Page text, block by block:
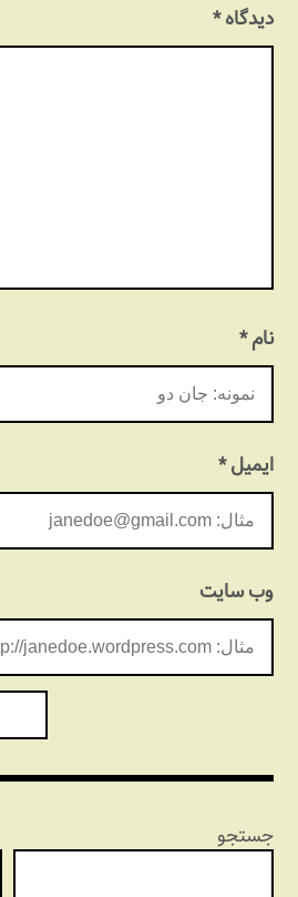
دیدگاه*
نام*
ایمیل*
وب‌ سایت
جستجو